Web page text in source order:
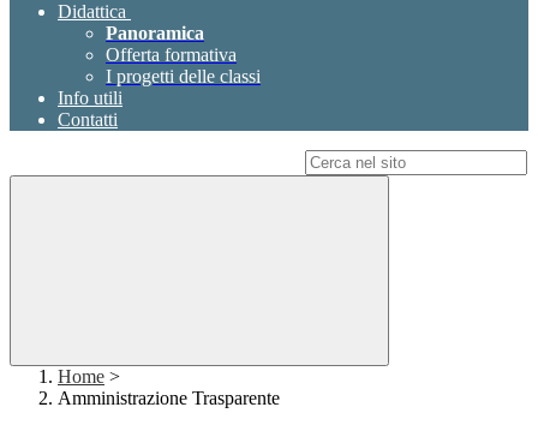
Didattica
Panoramica
Offerta formativa
I progetti delle classi
Info utili
Contatti
Home >
Amministrazione Trasparente